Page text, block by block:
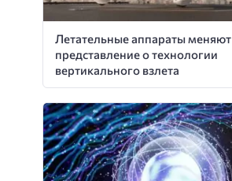
Летательные аппараты меняют
представление о технологии
вертикального взлета